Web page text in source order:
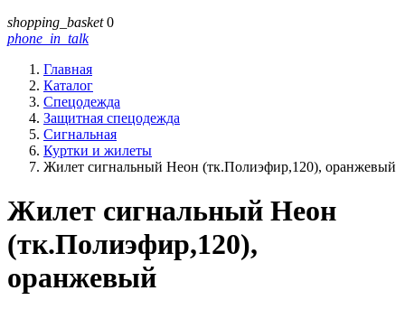
shopping_basket 0
phone_in_talk
Главная
Каталог
Спецодежда
Защитная спецодежда
Сигнальная
Куртки и жилеты
Жилет сигнальный Неон (тк.Полиэфир,120), оранжевый
Жилет сигнальный Неон
(тк.Полиэфир,120),
оранжевый